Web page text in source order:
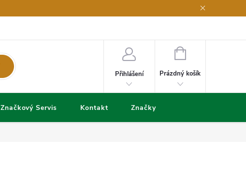
Přihlášení
NÁKUPNÍ
Prázdný košík
Značkový Servis Kontakt Značky